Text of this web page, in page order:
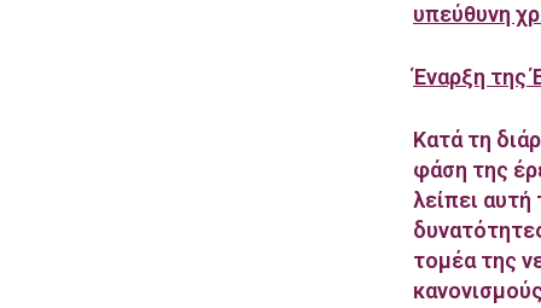
υπεύθυνη
Έναρξη της
Κατά τη
φάση της
λείπει
τομέα της